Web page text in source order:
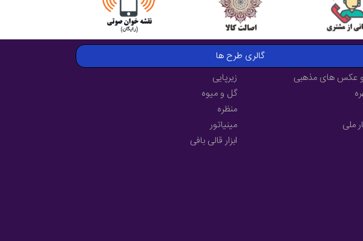
گالری طرح ها
و عکس های مذهبی
ملی
زیرپایی
گل و میوه
منظره
مینیاتور
ابزار قالی بافی